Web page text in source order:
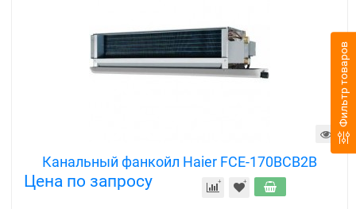
Фильтр товаров
Канальный фанкойл Haier FCE-170BCB2B
Цена по запросу